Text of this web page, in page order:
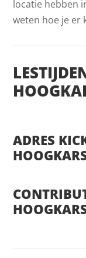
locatie hebben
weten hoe je er
ADRES